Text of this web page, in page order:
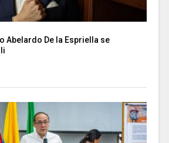
Abelardo De la Espriella se